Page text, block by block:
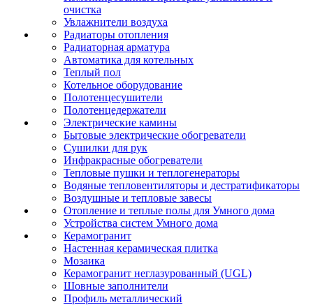
очистка
Увлажнители воздуха
Радиаторы отопления
Радиаторная арматура
Автоматика для котельных
Теплый пол
Котельное оборудование
Полотенцесушители
Полотенцедержатели
Электрические камины
Бытовые электрические обогреватели
Сушилки для рук
Инфракрасные обогреватели
Тепловые пушки и теплогенераторы
Водяные тепловентиляторы и дестратификаторы
Воздушные и тепловые завесы
Отопление и теплые полы для Умного дома
Устройства систем Умного дома
Керамогранит
Настенная керамическая плитка
Мозаика
Керамогранит неглазурованный (UGL)
Шовные заполнители
Профиль металлический